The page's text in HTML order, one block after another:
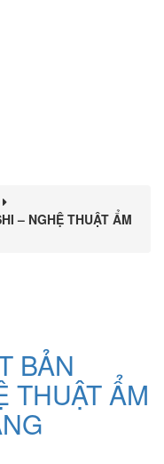
– NGHỆ THUẬT ẨM
BẢN
THUẬT ẨM